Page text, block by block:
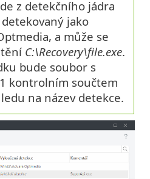
z detekčního jádra
jako
a může se
C:\Recovery\file.exe.
bude soubor s
kontrolním součtem
na název detekce.